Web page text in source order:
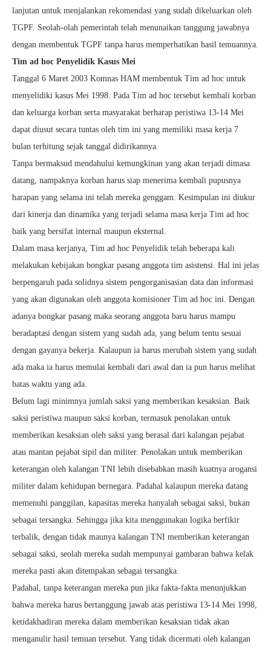
lanjutan untuk menjalankan rekomendasi yang sudah dikeluarkan oleh
TGPF. Seolah-olah pemerintah telah menunaikan tanggung jawabnya
dengan membentuk TGPF tanpa harus memperhatikan hasil temuannya.
Tim ad hoc Penyelidik Kasus Mei
Tanggal 6 Maret 2003 Komnas HAM membentuk Tim ad hoc untuk
menyelidiki kasus Mei 1998. Pada Tim ad hoc tersebut kembali korban
dan keluarga korban serta masyarakat berharap peristiwa 13-14 Mei
dapat diusut secara tuntas oleh tim ini yang memiliki masa kerja 7
bulan terhitung sejak tanggal didirikannya.
Tanpa bermaksud mendahului kemungkinan yang akan terjadi dimasa
datang, nampaknya korban harus siap menerima kembali pupusnya
harapan yang selama ini telah mereka genggam. Kesimpulan ini diukur
dari kinerja dan dinamika yang terjadi selama masa kerja Tim ad hoc
baik yang bersifat internal maupun eksternal.
Dalam masa kerjanya, Tim ad hoc Penyelidik telah beberapa kali
melakukan kebijakan bongkar pasang anggota tim asistensi. Hal ini jelas
berpengaruh pada solidnya sistem pengorganisasian data dan informasi
yang akan digunakan oleh anggota komisioner Tim ad hoc ini. Dengan
adanya bongkar pasang maka seorang anggota baru harus mampu
beradaptasi dengan sistem yang sudah ada, yang belum tentu sesuai
dengan gayanya bekerja. Kalaupun ia harus merubah sistem yang sudah
ada maka ia harus memulai kembali dari awal dan ia pun harus melihat
batas waktu yang ada.
Belum lagi minimnya jumlah saksi yang memberikan kesaksian. Baik
saksi peristiwa maupun saksi korban, termasuk penolakan untuk
memberikan kesaksian oleh saksi yang berasal dari kalangan pejabat
atau mantan pejabat sipil dan militer. Penolakan untuk memberikan
keterangan oleh kalangan TNI lebih disebabkan masih kuatnya arogansi
militer dalam kehidupan bernegara. Padahal kalaupun mereka datang
memenuhi panggilan, kapasitas mereka hanyalah sebagai saksi, bukan
sebagai tersangka. Sehingga jika kita menggunakan logika berfikir
terbalik, dengan tidak maunya kalangan TNI memberikan keterangan
sebagai saksi, seolah mereka sudah mempunyai gambaran bahwa kelak
mereka pasti akan ditempakan sebagai tersangka.
Padahal, tanpa keterangan mereka pun jika fakta-fakta menunjukkan
bahwa mereka harus bertanggung jawab atas peristiwa 13-14 Mei 1998,
ketidakhadiran mereka dalam memberikan kesaksian tidak akan
menganulir hasil temuan tersebut. Yang tidak dicermati oleh kalangan